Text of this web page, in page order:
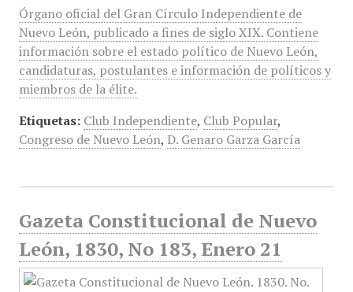
Órgano oficial del Gran Círculo Independiente de
Nuevo León, publicado a fines de siglo XIX. Contiene
información sobre el estado político de Nuevo León,
candidaturas, postulantes e información de políticos y
miembros de la élite.
Etiquetas: Club Independiente, Club Popular,
Congreso de Nuevo León, D. Genaro Garza García
Gazeta Constitucional de Nuevo
León, 1830, No 183, Enero 21